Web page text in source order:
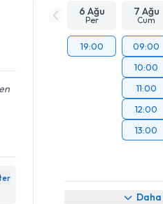
6 Ağu
Per
7 Ağu
Cum
19:00
09:00
10:00
11:00
12:00
13:00